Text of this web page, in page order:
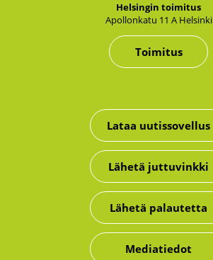
Hel­sin­gin toi­mi­tus
Apol­lon­ka­tu 11 A Hel­sin­ki
Toimitus
Lataa uutissovellus
Lähetä juttuvinkki
Lähetä palautetta
Mediatiedot